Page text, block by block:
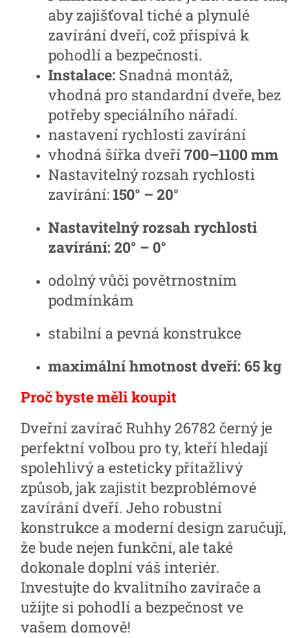
aby zajišťoval tiché a plynulé
zavírání dveří, což přispívá k
pohodlí a bezpečnosti.
Instalace: Snadná montáž,
vhodná pro standardní dveře, bez
potřeby speciálního nářadí.
nastavení rychlosti zavírání
vhodná šířka dveří700–1100 mm
Nastavitelný rozsah rychlosti
zavírání:150° – 20°
Nastavitelný rozsah rychlosti
zavírání: 20° – 0°
odolný vůči povětrnostním
podmínkám
stabilní a pevná konstrukce
maximální hmotnost dveří: 65 kg
Proč byste měli koupit
Dveřní zavírač Ruhhy 26782 černý je
perfektní volbou pro ty, kteří hledají
spolehlivý a esteticky přitažlivý
způsob, jak zajistit bezproblémové
zavírání dveří. Jeho robustní
konstrukce a moderní design zaručují,
že bude nejen funkční, ale také
dokonale doplní váš interiér.
Investujte do kvalitního zavírače a
užijte si pohodlí a bezpečnost ve
vašem domově!